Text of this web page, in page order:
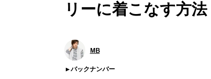
リーに着こなす方法
MB
バックナンバー